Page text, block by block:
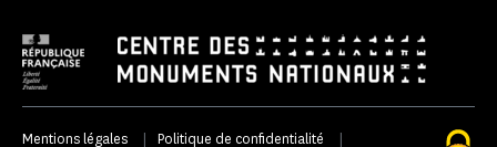
Mentions légales | Politique de confidentialité |